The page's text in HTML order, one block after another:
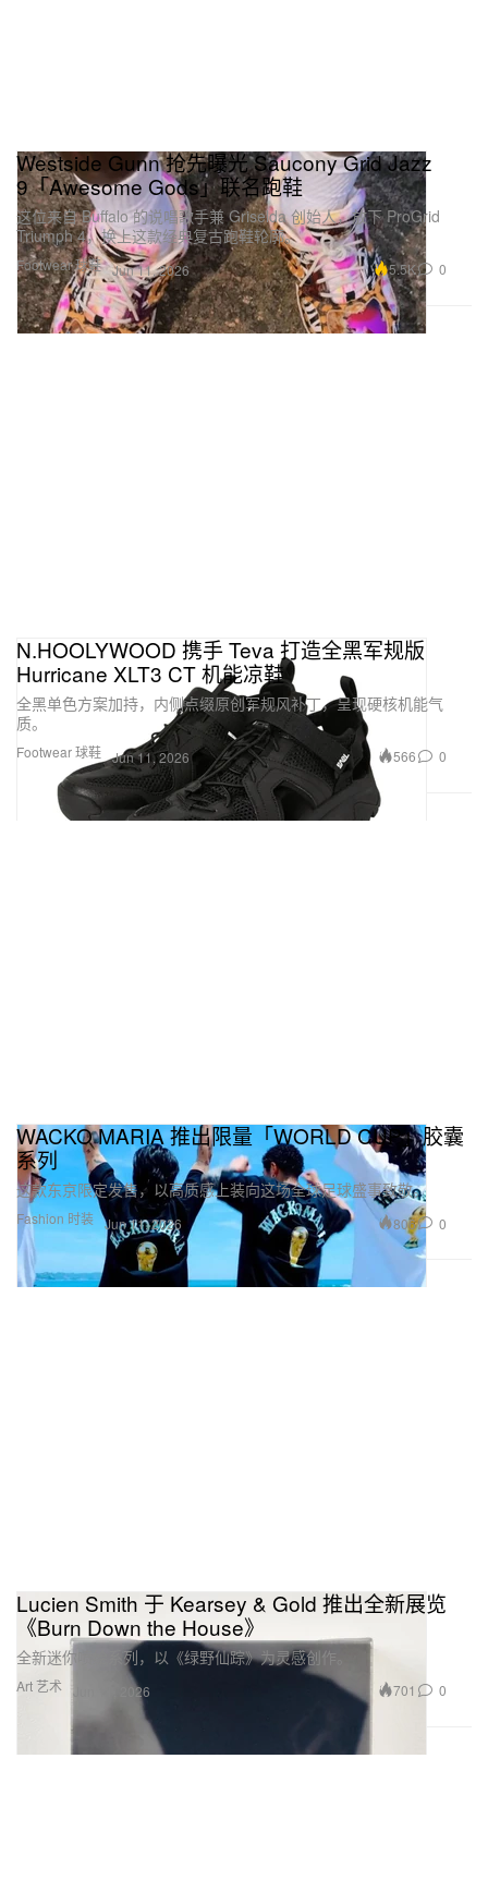
Footwear 球鞋
Westside Gunn 抢先曝光 Saucony Grid Jazz
9「Awesome Gods」联名跑鞋
这位来自 Buffalo 的说唱歌手兼 Griselda 创始人，放下 ProGrid
Triumph 4，换上这款经典复古跑鞋轮廓。
Jun 11, 2026 5.5K 0
Footwear 球鞋
N.HOOLYWOOD 携手 Teva 打造全黑军规版
Hurricane XLT3 CT 机能凉鞋
全黑单色方案加持，内侧点缀原创军规风补丁，呈现硬核机能气
质。
Jun 11, 2026 566 0
Fashion 时装
WACKO MARIA 推出限量「WORLD CUP」胶囊
系列
这款东京限定发售，以高质感上装向这场全球足球盛事致敬。
Jun 11, 2026 806 0
Art 艺术
Lucien Smith 于 Kearsey & Gold 推出全新展览
《Burn Down the House》
全新迷你喷绘系列，以《绿野仙踪》为灵感创作。
Jun 11, 2026 701 0